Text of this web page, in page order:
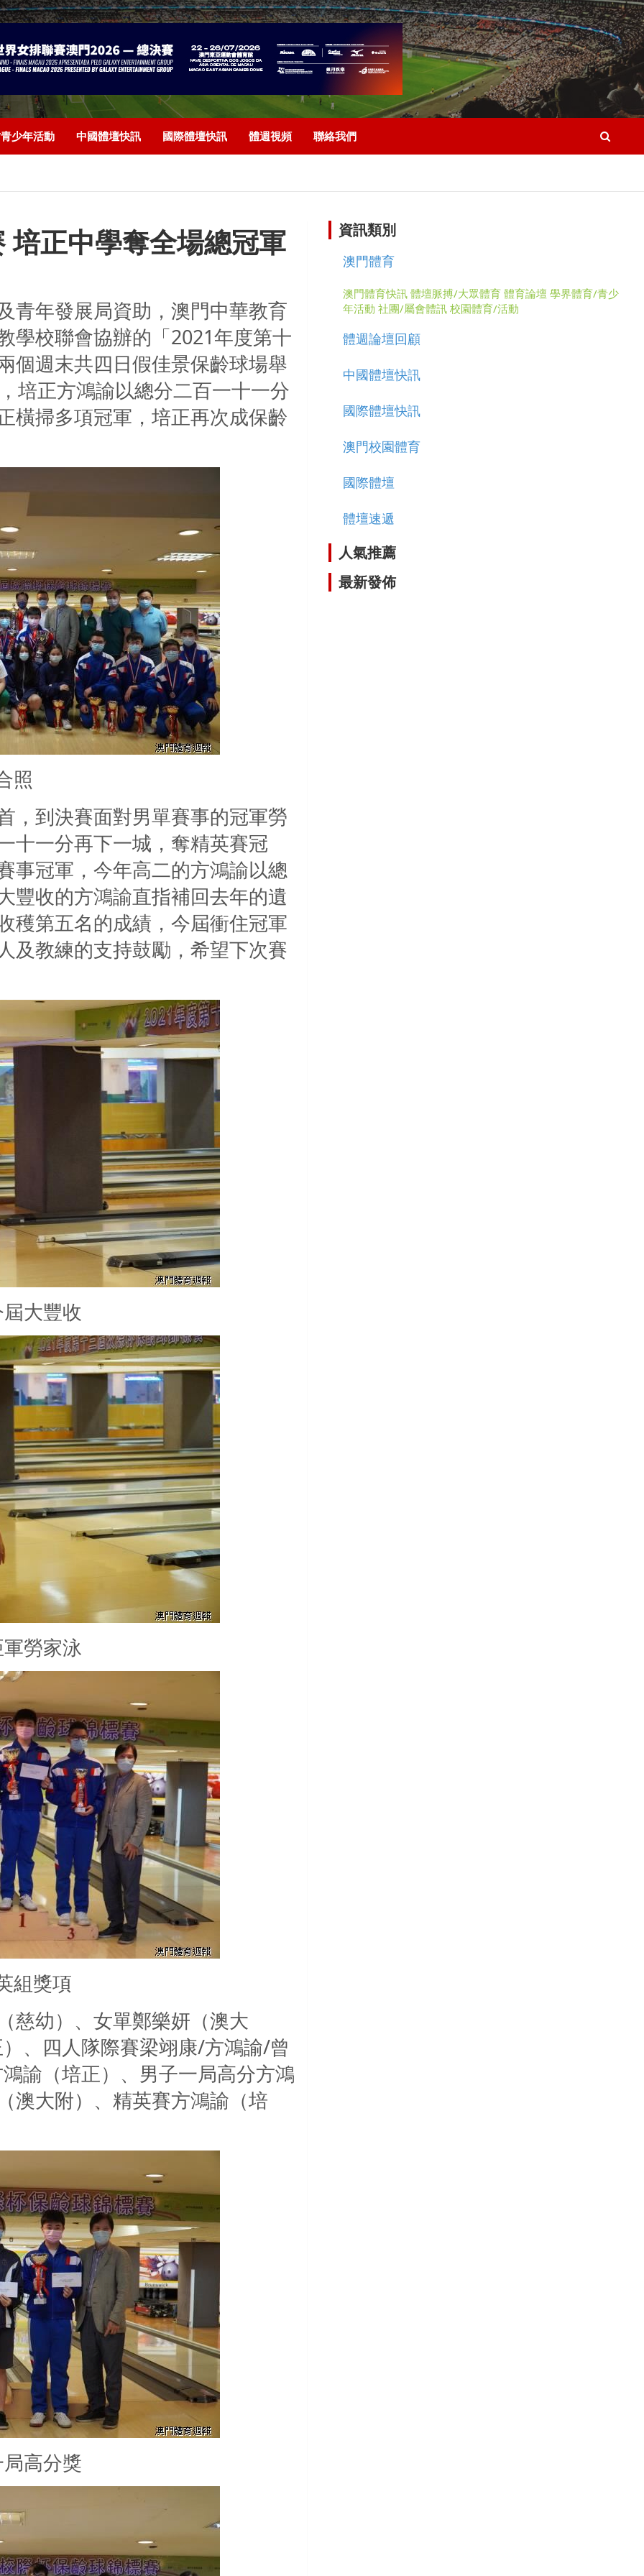
少年活動 中國體壇快訊 國際體壇快訊 體週視頻 聯絡我們
正中學奪全場總冠軍
青年發展局資助，澳門中華教育
學校聯會協辦的「2021年度第十
個週末共四日假佳景保齡球場舉
培正方鴻諭以總分二百一十一分
橫掃多項冠軍，培正再次成保齡
照
，到決賽面對男單賽事的冠軍勞
十一分再下一城，奪精英賽冠
事冠軍，今年高二的方鴻諭以總
豐收的方鴻諭直指補回去年的遺
穫第五名的成績，今屆衝住冠軍
及教練的支持鼓勵，希望下次賽
大豐收
勞家泳
組獎項
慈幼）、女單鄭樂妍（澳大
、四人隊際賽梁翊康/方鴻諭/曾
諭（培正）、男子一局高分方鴻
澳大附）、精英賽方鴻諭（培
高分獎
資訊類別
澳門體育
澳門體育快訊 體壇脈搏/大眾體育 體育論壇 學界體育/青少
年活動 社團/屬會體訊 校園體育/活動
體週論壇回顧
中國體壇快訊
國際體壇快訊
澳門校園體育
國際體壇
體壇速遞
人氣推薦
最新發佈